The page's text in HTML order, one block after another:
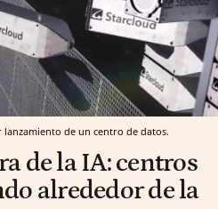
de un centro de datos.
de la IA: centros
alrededor de la